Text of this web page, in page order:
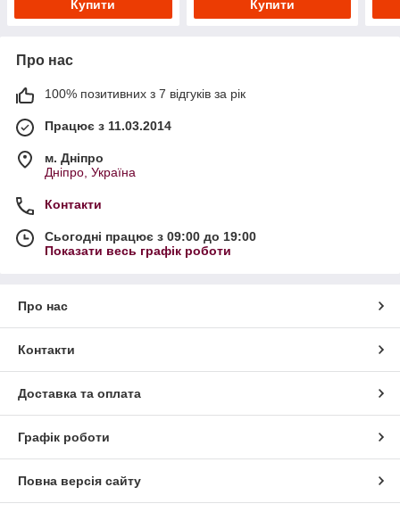
Купити Купити
Про нас
100% позитивних з 7 відгуків за рік
Працює з 11.03.2014
м. Дніпро
Дніпро, Україна
Контакти
Сьогодні працює з 09:00 до 19:00
Показати весь графік роботи
Про нас
Контакти
Доставка та оплата
Графік роботи
Повна версія сайту